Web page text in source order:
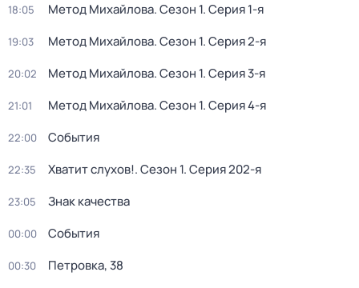
18:05 Метод Михайлова. Сезон 1. Серия 1-я
19:03 Метод Михайлова. Сезон 1. Серия 2-я
20:02 Метод Михайлова. Сезон 1. Серия 3-я
21:01 Метод Михайлова. Сезон 1. Серия 4-я
22:00 События
22:35 Хватит слухов!. Сезон 1. Серия 202-я
23:05 Знак качества
00:00 События
00:30 Петровка, 38